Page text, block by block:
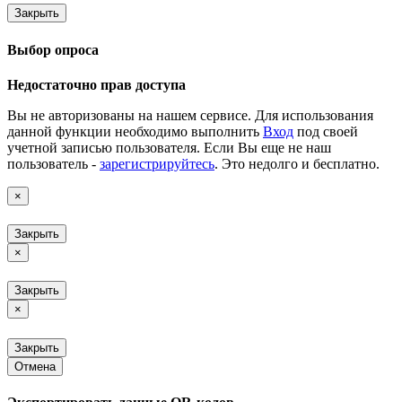
Закрыть
Выбор опроса
Недостаточно прав доступа
Вы не авторизованы на нашем сервисе. Для использования
данной функции необходимо выполнить Вход под своей
учетной записью пользователя. Если Вы еще не наш
пользователь - зарегистрируйтесь. Это недолго и бесплатно.
×
Закрыть
×
Закрыть
×
Закрыть
Отмена